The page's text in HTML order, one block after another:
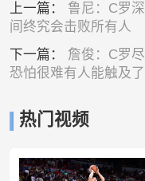
上一篇： 鲁尼：C罗
间终究会击败所有人
下一篇： 詹俊：C罗
恐怕很难有人能触及了
热门视频